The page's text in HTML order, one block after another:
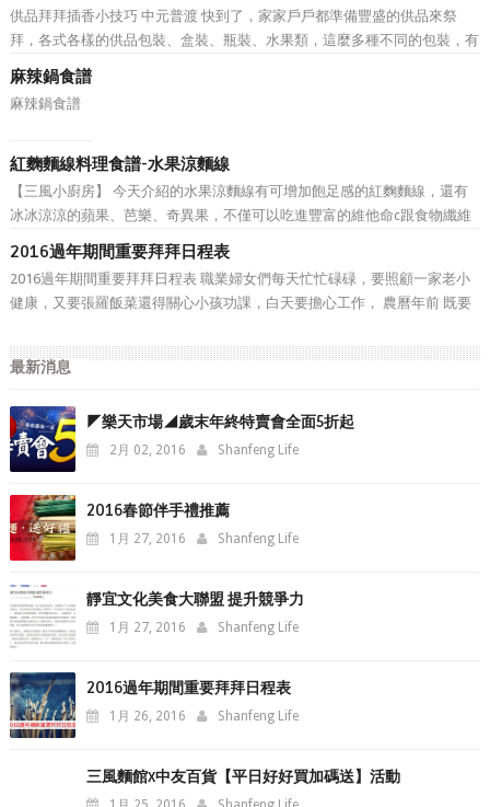
供品拜拜插香小技巧 中元普渡 快到了，家家戶戶都準備豐盛的供品來祭
拜，各式各樣的供品包裝、盒裝、瓶裝、水果類，這麼多種不同的包裝，有
沒有什麼好方法，可以讓媽媽不在為如何在供品上插香煩惱呢? 坊間不乏有
插香器 、 插香夾 等產品，但是林師傅相信還是有一些勤...
麻辣鍋食譜
麻辣鍋食譜
紅麴麵線料理食譜-水果涼麵線
【三風小廚房】 今天介紹的水果涼麵線有可增加飽足感的紅麴麵線，還有
冰冰涼涼的蘋果、芭樂、奇異果，不僅可以吃進豐富的維他命c跟食物纖維
還有飽足感，很適合這個沒胃口又炎熱的夏天~
2016過年期間重要拜拜日程表
2016過年期間重要拜拜日程表 職業婦女們每天忙忙碌碌，要照顧一家老小
健康，又要張羅飯菜還得關心小孩功課，白天要擔心工作， 農曆年前 既要
業婦女們，於年前先幫各位把 2016過年期間重要拜...
最新消息
◤樂天市場◢歲末年終特賣會全面5折起
2月 02, 2016 Shanfeng Life
2016春節伴手禮推薦
1月 27, 2016 Shanfeng Life
靜宜文化美食大聯盟 提升競爭力
1月 27, 2016 Shanfeng Life
2016過年期間重要拜拜日程表
1月 26, 2016 Shanfeng Life
三風麵館x中友百貨【平日好好買加碼送】活動